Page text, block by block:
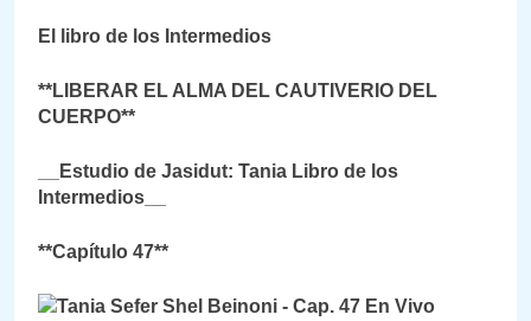
El libro de los Intermedios
**LIBERAR EL ALMA DEL CAUTIVERIO DEL
CUERPO**
__Estudio de Jasidut: Tania Libro de los
Intermedios__
**Capítulo 47**